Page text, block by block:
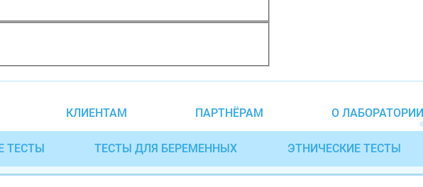
КЛИЕНТАМ ПАРТНЁРАМ О ЛАБОРАТОРИИ
ТЕСТЫ ТЕСТЫ ДЛЯ БЕРЕМЕННЫХ ЭТНИЧЕСКИЕ ТЕСТЫ